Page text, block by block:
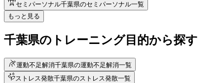
セミパーソナル千葉県のセミパーソナル一覧
もっと見る
千葉県のトレーニング目的から探す
運動不足解消千葉県の運動不足解消一覧
ストレス発散千葉県のストレス発散一覧